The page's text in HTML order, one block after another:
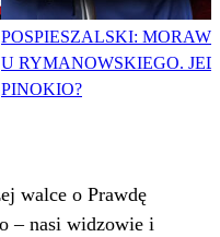
POSPIESZALSKI:
U RYMANOWSKIEGO.
PINOKIO?
walce o Prawdę
– nasi widzowie i